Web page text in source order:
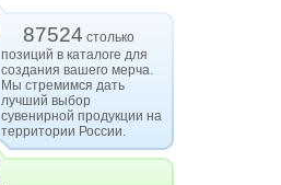
87524 столько
позиций в каталоге для
создания вашего мерча.
Мы стремимся дать
лучший выбор
сувенирной продукции на
территории России.